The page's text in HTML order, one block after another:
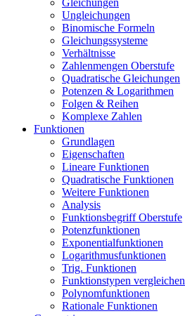
Gleichungen
Ungleichungen
Binomische Formeln
Gleichungssysteme
Verhältnisse
Zahlenmengen Oberstufe
Quadratische Gleichungen
Potenzen & Logarithmen
Folgen & Reihen
Komplexe Zahlen
Funktionen
Grundlagen
Eigenschaften
Lineare Funktionen
Quadratische Funktionen
Weitere Funktionen
Analysis
Funktionsbegriff Oberstufe
Potenzfunktionen
Exponentialfunktionen
Logarithmusfunktionen
Trig. Funktionen
Funktionstypen vergleichen
Polynomfunktionen
Rationale Funktionen